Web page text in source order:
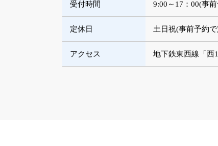
受付時間 9:00～17：00(事
定休日 土日祝(事前予約
アクセス 地下鉄東西線「西